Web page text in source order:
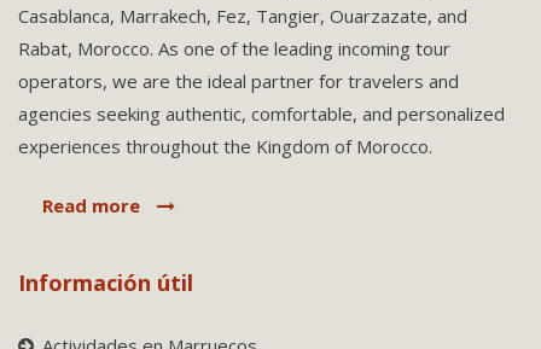
Casablanca, Marrakech, Fez, Tangier, Ouarzazate, and
Rabat, Morocco. As one of the leading incoming tour
operators, we are the ideal partner for travelers and
agencies seeking authentic, comfortable, and personalized
experiences throughout the Kingdom of Morocco.
Read more
Información útil